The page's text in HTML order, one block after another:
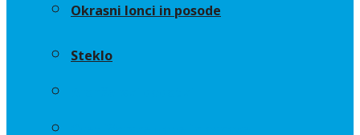
Okrasni lonci in posode
Steklo